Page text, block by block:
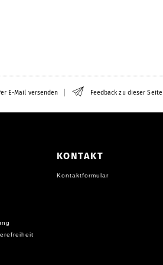
E-Mail versenden Feedback zu dieser Seite
KONTAKT
Kontaktformular